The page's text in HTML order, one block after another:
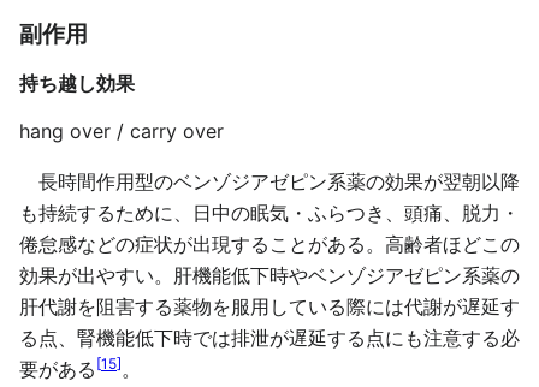
副作用
持ち越し効果
hang over / carry over
長時間作用型のベンゾジアゼピン系薬の効果が翌朝以降
も持続するために、日中の眠気・ふらつき、頭痛、脱力・
倦怠感などの症状が出現することがある。高齢者ほどこの
効果が出やすい。肝機能低下時やベンゾジアゼピン系薬の
肝代謝を阻害する薬物を服用している際には代謝が遅延す
る点、腎機能低下時では排泄が遅延する点にも注意する必
要がある [15]。